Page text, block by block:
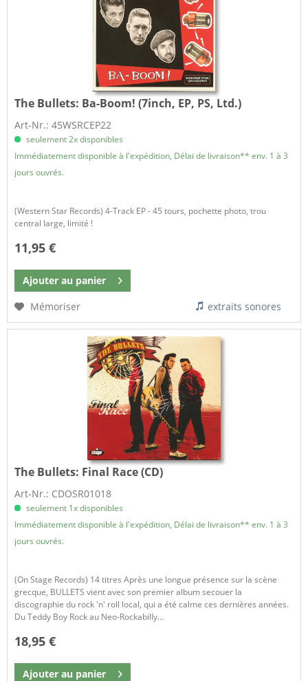
The Bullets: Ba-Boom! (7inch, EP, PS, Ltd.)
Art-Nr.: 45WSRCEP22
seulement 2x disponibles
Immédiatement disponible à l'expédition, Délai de livraison** env. 1 à 3
jours ouvrés.
(Western Star Records) 4-Track EP - 45 tours, pochette photo, trou
central large, limité !
11,95 €
Ajouter au panier
Mémoriser
extraits sonores
The Bullets: Final Race (CD)
Art-Nr.: CDOSR01018
seulement 1x disponibles
Immédiatement disponible à l'expédition, Délai de livraison** env. 1 à 3
jours ouvrés.
(On Stage Records) 14 titres Après une longue présence sur la scène
grecque, BULLETS vient avec son premier album secouer la
discographie du rock 'n' roll local, qui a été calme ces dernières années.
Du Teddy Boy Rock au Neo-Rockabilly...
18,95 €
Ajouter au panier